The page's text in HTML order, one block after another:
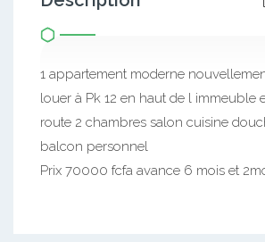
1 appartement moderne
louer à Pk 12 en haut de l immeuble
route 2 chambres salon cuisine
balcon personnel
Prix 70000 fcfa avance 6 mois et